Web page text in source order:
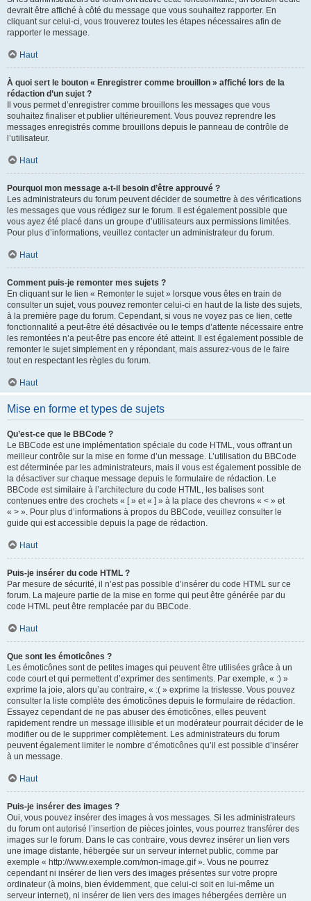
devrait être affiché à côté du message que vous souhaitez rapporter. En
cliquant sur celui-ci, vous trouverez toutes les étapes nécessaires afin de
rapporter le message.
Haut
À quoi sert le bouton « Enregistrer comme brouillon » affiché lors de la
rédaction d’un sujet ?
Il vous permet d’enregistrer comme brouillons les messages que vous
souhaitez finaliser et publier ultérieurement. Vous pouvez reprendre les
messages enregistrés comme brouillons depuis le panneau de contrôle de
l’utilisateur.
Haut
Pourquoi mon message a-t-il besoin d’être approuvé ?
Les administrateurs du forum peuvent décider de soumettre à des vérifications
les messages que vous rédigez sur le forum. Il est également possible que
vous ayez été placé dans un groupe d’utilisateurs aux permissions limitées.
Pour plus d’informations, veuillez contacter un administrateur du forum.
Haut
Comment puis-je remonter mes sujets ?
En cliquant sur le lien « Remonter le sujet » lorsque vous êtes en train de
consulter un sujet, vous pouvez remonter celui-ci en haut de la liste des sujets,
à la première page du forum. Cependant, si vous ne voyez pas ce lien, cette
fonctionnalité a peut-être été désactivée ou le temps d’attente nécessaire entre
les remontées n’a peut-être pas encore été atteint. Il est également possible de
remonter le sujet simplement en y répondant, mais assurez-vous de le faire
tout en respectant les règles du forum.
Haut
Mise en forme et types de sujets
Qu’est-ce que le BBCode ?
Le BBCode est une implémentation spéciale du code HTML, vous offrant un
meilleur contrôle sur la mise en forme d’un message. L’utilisation du BBCode
est déterminée par les administrateurs, mais il vous est également possible de
la désactiver sur chaque message depuis le formulaire de rédaction. Le
BBCode est similaire à l’architecture du code HTML, les balises sont
contenues entre des crochets « [ » et « ] » à la place des chevrons « < » et
« > ». Pour plus d’informations à propos du BBCode, veuillez consulter le
guide qui est accessible depuis la page de rédaction.
Haut
Puis-je insérer du code HTML ?
Par mesure de sécurité, il n’est pas possible d’insérer du code HTML sur ce
forum. La majeure partie de la mise en forme qui peut être générée par du
code HTML peut être remplacée par du BBCode.
Haut
Que sont les émoticônes ?
Les émoticônes sont de petites images qui peuvent être utilisées grâce à un
code court et qui permettent d’exprimer des sentiments. Par exemple, « :) »
exprime la joie, alors qu’au contraire, « :( » exprime la tristesse. Vous pouvez
consulter la liste complète des émoticônes depuis le formulaire de rédaction.
Essayez cependant de ne pas abuser des émoticônes, elles peuvent
rapidement rendre un message illisible et un modérateur pourrait décider de le
modifier ou de le supprimer complètement. Les administrateurs du forum
peuvent également limiter le nombre d’émoticônes qu’il est possible d’insérer
à un message.
Haut
Puis-je insérer des images ?
Oui, vous pouvez insérer des images à vos messages. Si les administrateurs
du forum ont autorisé l’insertion de pièces jointes, vous pourrez transférer des
images sur le forum. Dans le cas contraire, vous devrez insérer un lien vers
une image distante, hébergée sur un serveur internet public, comme par
exemple « http://www.exemple.com/mon-image.gif ». Vous ne pourrez
cependant ni insérer de lien vers des images présentes sur votre propre
ordinateur (à moins, bien évidemment, que celui-ci soit en lui-même un
serveur internet), ni insérer de lien vers des images hébergées derrière un